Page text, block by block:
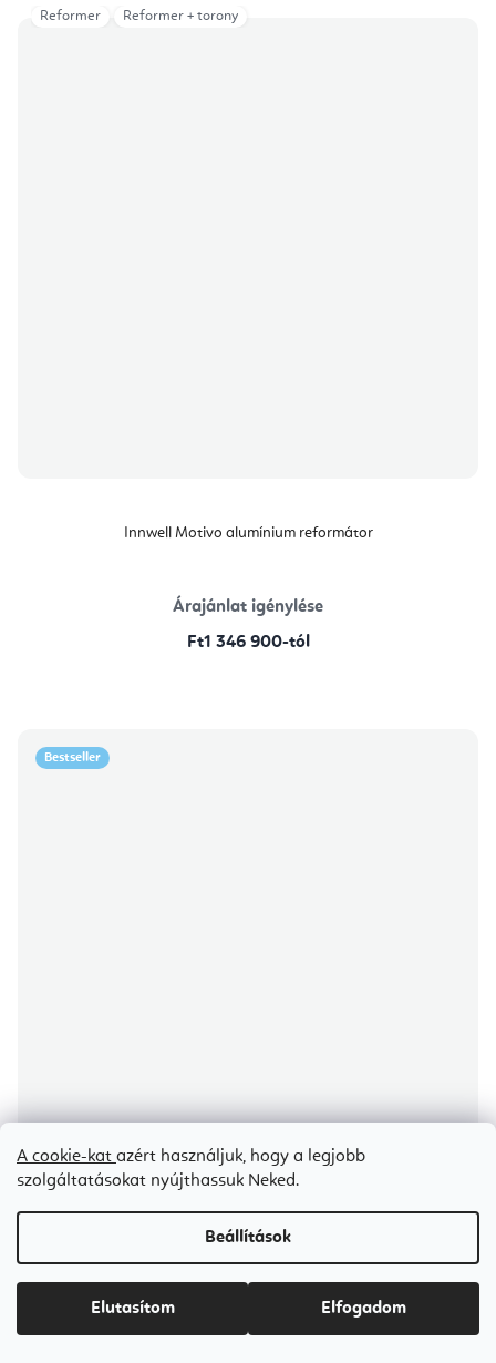
A cookie-kat azért használjuk, hogy a legjobb
szolgáltatásokat nyújthassuk Neked.
Beállítások
Elutasítom Elfogadom
Innwell Motivo alumínium reformátor
Árajánlat igénylése
Ft1 346 900-tól
Reformer Reformer + torony
Bestseller
Align Pilates F3 összecsukható Pilates Reformer otthoni gép, 242 cm
Ideiglenesen elfogyott